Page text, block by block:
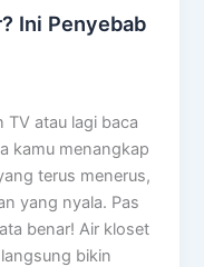
Ini Penyebab
TV atau lagi baca
kamu menangkap
terus menerus,
yang nyala. Pas
benar! Air kloset
bikin